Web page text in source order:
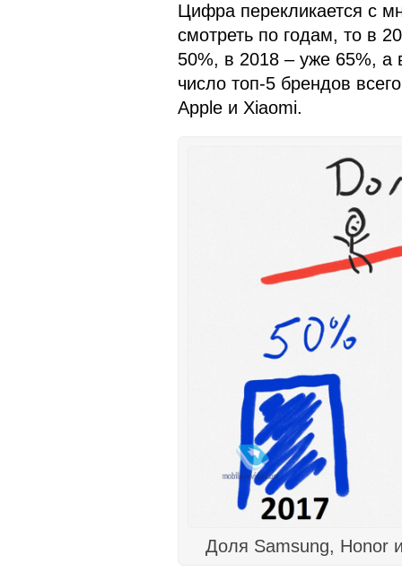
Цифра перекликается с
смотреть по годам, то в
50%, в 2018 – уже 65%, а
число топ-5 брендов
Apple и Xiaomi.
Доля Samsung, Honor